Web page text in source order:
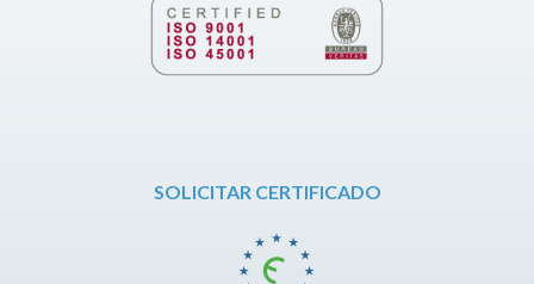
SOLICITAR CERTIFICADO